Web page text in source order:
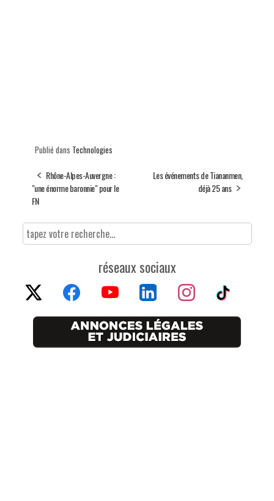
Publié dans Technologies
Rhône-Alpes-Auvergne :
"une énorme baronnie" pour le
FN
Les événements de Tiananmen,
déjà 25 ans
réseaux sociaux